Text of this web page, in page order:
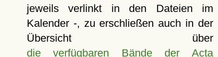
jeweils verlinkt in den Dateien im
Kalender -, zu erschließen auch in der
Übersicht über
die verfügbaren Bände der Acta